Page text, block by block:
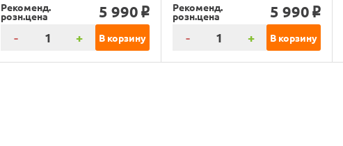
Рекоменд.
розн.цена 5 990 o
- + В корзину
Рекоменд.
розн.цена 5 990 o
- + В корзину